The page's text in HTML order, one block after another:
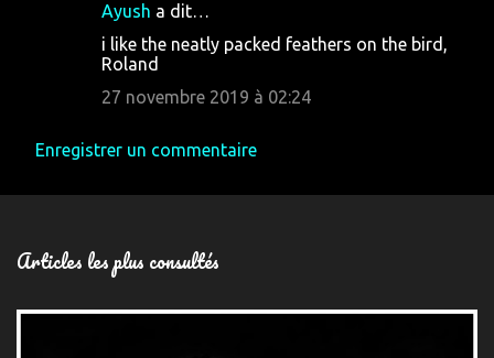
Ayush a dit…
i like the neatly packed feathers on the bird,
Roland
27 novembre 2019 à 02:24
Enregistrer un commentaire
Articles les plus consultés